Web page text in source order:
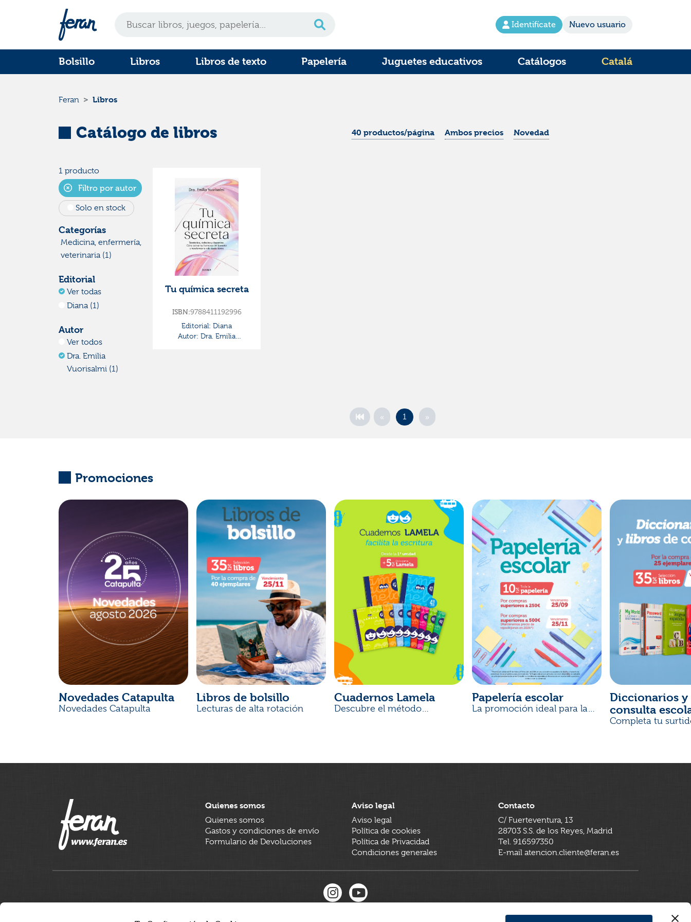
Identifícate Nuevo usuario
Bolsillo Libros Libros de texto Papelería Juguetes educativos Catálogos Catalá
Feran Libros
Catálogo de libros 40 productos/página Ambos precios Novedad
1 producto
Filtro por autor
Solo en stock
Categorías
Medicina, enfermería,
veterinaria (1)
Editorial
Ver todas
Diana (1)
Autor
Ver todos
Dra. Emilia
Vuorisalmi (1)
Tu química secreta
ISBN:9788411192996
Editorial: Diana
Autor: Dra. Emilia
« 1 »
Promociones
Novedades Catapulta
Novedades Catapulta
Libros de bolsillo
Lecturas de alta rotación
Cuadernos Lamela
Descubre el método
Papelería escolar
La promoción ideal para la
Diccionarios y
consulta
Completa tu
Quienes somos
Quienes somos
Gastos y condiciones de envío
Formulario de Devoluciones
Aviso legal
Aviso legal
Política de cookies
Política de Privacidad
Condiciones generales
Contacto
C/ Fuerteventura, 13
28703 S.S. de los Reyes, Madrid
Tel. 916597350
E-mail atencion.cliente@feran.es